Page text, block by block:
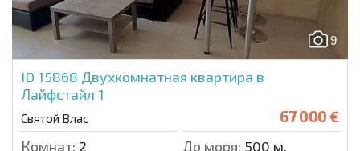
9
ID 15868 Двухкомнатная квартира в
Лайфстайл 1
Святой Влас 67 000 €
Комнат: 2 До моря: 500 м.